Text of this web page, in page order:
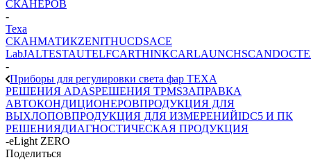
СКАНЕРОВ
-
Texa
СКАНМАТИКZENITHUCDSACE
LabJALTESTAUTELFCARTHINKCARLAUNCHSCANDOC
-
Приборы для регулировки света фар TEXA
РЕШЕНИЯ ADASРЕШЕНИЯ TPMSЗАПРАВКА
АВТОКОНДИЦИОНЕРОВПРОДУКЦИЯ ДЛЯ
ВЫХЛОПОВПРОДУКЦИЯ ДЛЯ ИЗМЕРЕНИЙIDC5 И ПК
РЕШЕНИЯДИАГНОСТИЧЕСКАЯ ПРОДУКЦИЯ
-eLight ZERO
Поделиться